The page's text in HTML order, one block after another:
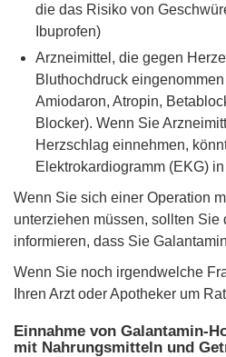
die das Risiko von
Ibuprofen)
Arzneimittel, die gegen
Bluthochdruck
Amiodaron, Atropin,
Blocker). Wenn Sie
Herzschlag einnehmen,
Elektrokardiogramm (EKG)
Wenn Sie sich einer Operation
unterziehen müssen, sollten Sie
informieren, dass Sie
Wenn Sie noch irgendwelche
Ihren Arzt oder Apotheker um
Einnahme von Galantamin-
mit Nahrungsmitteln und